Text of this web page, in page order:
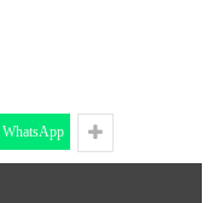
WhatsApp